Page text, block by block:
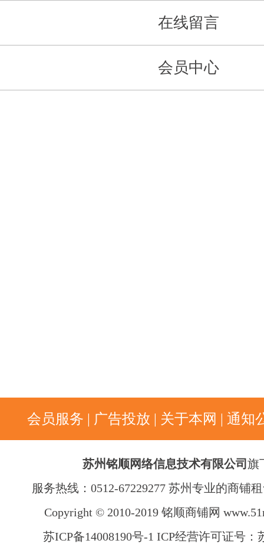
在线留言
会员中心
会员服务 | 广告投放 | 关于本网 | 通知
苏州铭顺网络信息技术有限公司 旗
服务热线：0512-67229277 苏州专业的商铺
Copyright © 2010-2019 铭顺商铺网
苏ICP备14008190号-1 ICP经营许可证号：